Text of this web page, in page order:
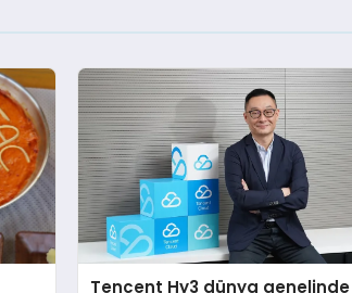
Tencent Hy3 dünya genelinde